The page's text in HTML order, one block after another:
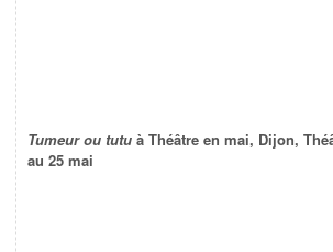
Tumeur ou tutu à Théâtre en mai, Dijon,
au 25 mai